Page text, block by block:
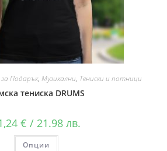
Подарък, Музикални, Тениски и потници
тениска DRUMS
€ / 21.98 лв.
Опции